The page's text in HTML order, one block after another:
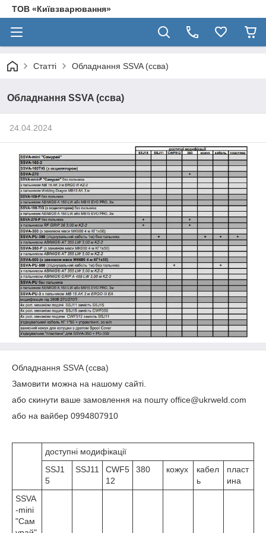
ТОВ «Київзварювання»
Статті Обладнання SSVA (ссва)
Обладнання SSVA (ссва)
24.04.2024
Обладнання SSVA (ссва)
Замовити можна на нашому сайті.
або скинути ваше замовлення на пошту office@ukrweld.com
або на вайбер 0994807910
доступні модифікації
SSJ1
5
SSJ11
CWF5
12
380 кожух
кабел
ь
пласт
ина
SSVA
-mini
"Сам